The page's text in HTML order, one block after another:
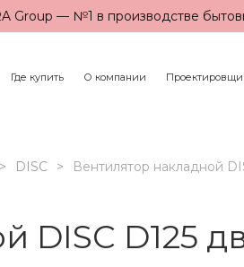
Group — №1 в производстве
Где купить О компании
DISC Вентилятор накладной
DISC D125